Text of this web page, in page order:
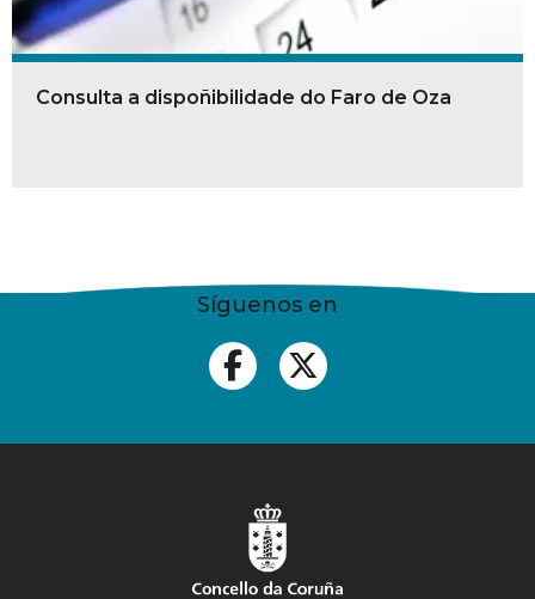
Consulta a dispoñibilidade do Faro de Oza
Síguenos en